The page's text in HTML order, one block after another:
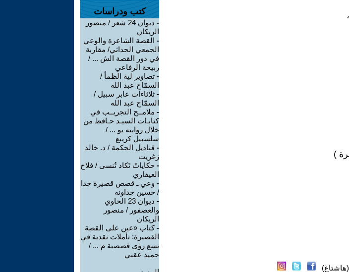
)
كتب ودراسات
-
ديوان 24 شعر / منصور
الريكان
- القصة الشاعرة والوعي
الجمعي الحداثي/ مقاربة
في دور القصة الش ... /
ربيحة الرفاعي
- تصاوير لية الظمأ /
السمّاح عبد الله
- ثلاثاءات عابر سبيل /
السمّاح عبد الله
- ملامــح التجريــب في
كتابـات السيـد حـافظ من
خلال روايته يو ... /
سلسبيل كريبع
- قناديل الحكمة / د. خالد
زغريت
- حكاياتْ تَكاد تُنسى / فلاح
العيفاري
- وعي ـ قصص قصيرة جدا
/ حسين جداونه
-
ديوان 23 الحاوي
والعصفور / منصور
الريكان
-كتاب «عين على القصة
القصيرة: تأملات نقدية في
تسع رؤى قصصية م ... /
حميد عقبي